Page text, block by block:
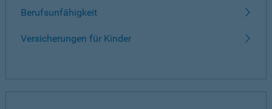
Berufsunfähigkeit
Versicherungen für Kinder